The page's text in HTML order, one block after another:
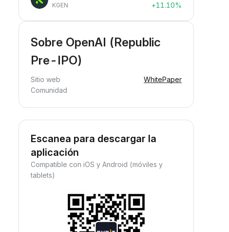
KGEN
+11.10%
Sobre OpenAI (Republic
Pre-IPO)
Sitio web
WhitePaper
Comunidad
Escanea para descargar la
aplicación
Compatible con iOS y Android (móviles y
tablets)